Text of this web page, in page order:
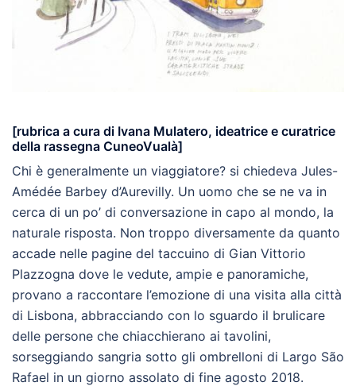
[rubrica a cura di Ivana Mulatero, ideatrice e curatrice
della rassegna CuneoVualà]
Chi è generalmente un viaggiatore? si chiedeva Jules-
Amédée Barbey d’Aurevilly. Un uomo che se ne va in
cerca di un po’ di conversazione in capo al mondo, la
naturale risposta. Non troppo diversamente da quanto
accade nelle pagine del taccuino di Gian Vittorio
Plazzogna dove le vedute, ampie e panoramiche,
provano a raccontare l’emozione di una visita alla città
di Lisbona, abbracciando con lo sguardo il brulicare
delle persone che chiacchierano ai tavolini,
sorseggiando sangria sotto gli ombrelloni di Largo São
Rafael in un giorno assolato di fine agosto 2018.